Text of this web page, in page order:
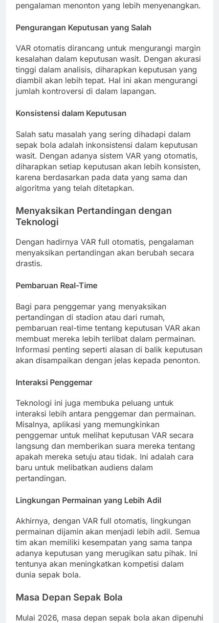
pengalaman menonton yang lebih menyenangkan.
Pengurangan Keputusan yang Salah
VAR otomatis dirancang untuk mengurangi margin
kesalahan dalam keputusan wasit. Dengan akurasi
tinggi dalam analisis, diharapkan keputusan yang
diambil akan lebih tepat. Hal ini akan mengurangi
jumlah kontroversi di dalam lapangan.
Konsistensi dalam Keputusan
Salah satu masalah yang sering dihadapi dalam
sepak bola adalah inkonsistensi dalam keputusan
wasit. Dengan adanya sistem VAR yang otomatis,
diharapkan setiap keputusan akan lebih konsisten,
karena berdasarkan pada data yang sama dan
algoritma yang telah ditetapkan.
Menyaksikan Pertandingan dengan
Teknologi
Dengan hadirnya VAR full otomatis, pengalaman
menyaksikan pertandingan akan berubah secara
drastis.
Pembaruan Real-Time
Bagi para penggemar yang menyaksikan
pertandingan di stadion atau dari rumah,
pembaruan real-time tentang keputusan VAR akan
membuat mereka lebih terlibat dalam permainan.
Informasi penting seperti alasan di balik keputusan
akan disampaikan dengan jelas kepada penonton.
Interaksi Penggemar
Teknologi ini juga membuka peluang untuk
interaksi lebih antara penggemar dan permainan.
Misalnya, aplikasi yang memungkinkan
penggemar untuk melihat keputusan VAR secara
langsung dan memberikan suara mereka tentang
apakah mereka setuju atau tidak. Ini adalah cara
baru untuk melibatkan audiens dalam
pertandingan.
Lingkungan Permainan yang Lebih Adil
Akhirnya, dengan VAR full otomatis, lingkungan
permainan dijamin akan menjadi lebih adil. Semua
tim akan memiliki kesempatan yang sama tanpa
adanya keputusan yang merugikan satu pihak. Ini
tentunya akan meningkatkan kompetisi dalam
dunia sepak bola.
Masa Depan Sepak Bola
Mulai 2026, masa depan sepak bola akan dipenuhi